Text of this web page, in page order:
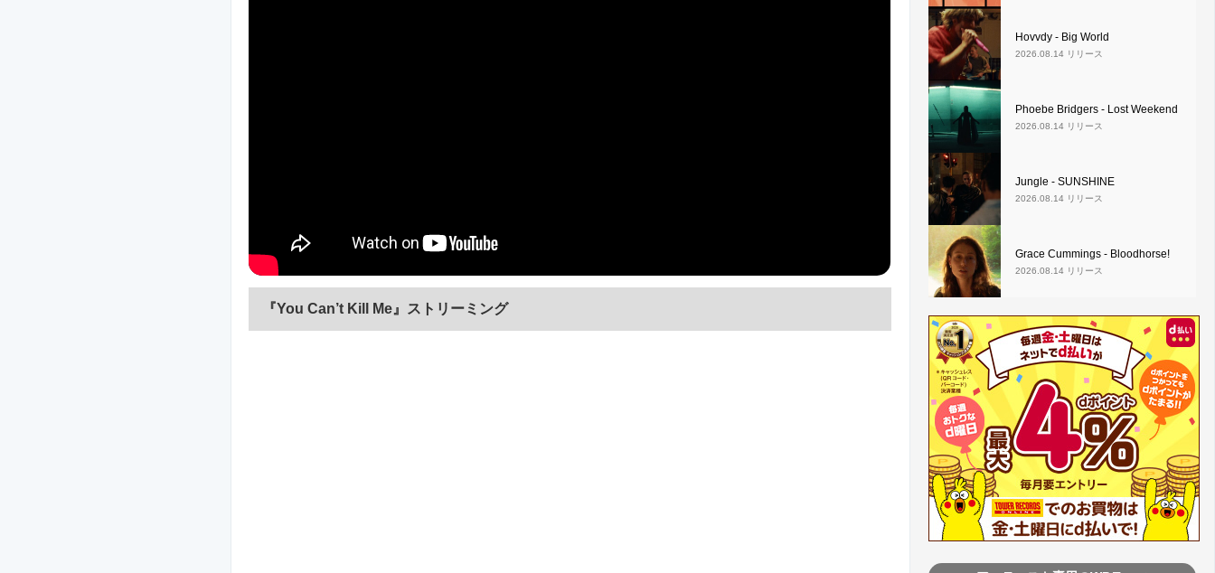
『You Can’t Kill Me』ストリーミング
Hovvdy - Big World
2026.08.14 リリース
Phoebe Bridgers - Lost Weekend
2026.08.14 リリース
Jungle - SUNSHINE
2026.08.14 リリース
Grace Cummings - Bloodhorse!
2026.08.14 リリース